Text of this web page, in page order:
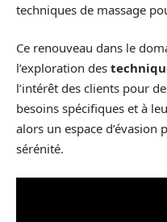
techniques de massage
Ce renouveau dans le
l’exploration des
l’intérêt des clients pour
besoins spécifiques et à
alors un espace d’évasion
sérénité.